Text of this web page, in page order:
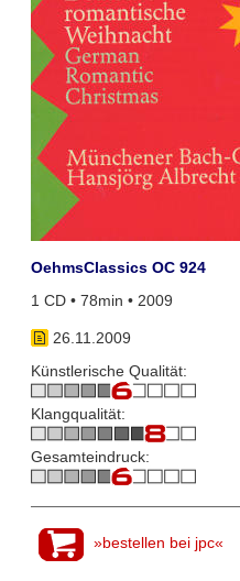
OehmsClassics OC 924
1 CD • 78min • 2009
26.11.2009
Künstlerische Qualität:
Klangqualität:
Gesamteindruck:
»bestellen bei jpc«